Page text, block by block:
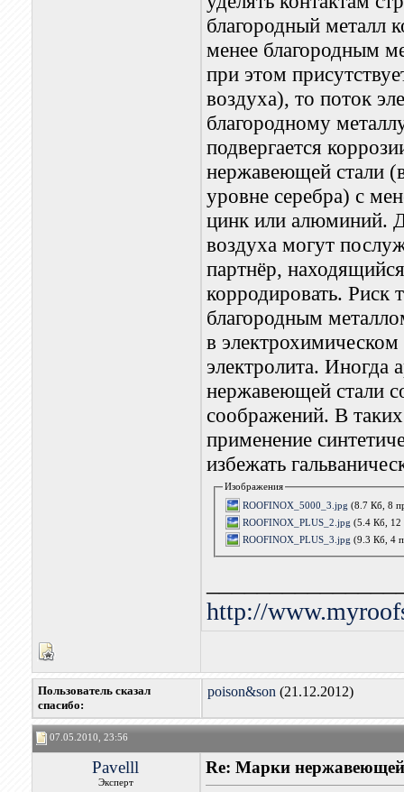
благородный металл
менее благородным
при этом
воздуха), то поток
благородному
подвергается
нержавеющей стали
уровне серебра) с
цинк или алюминий.
воздуха могут
партнёр,
корродировать. Риск
благородным
в
электролита. Иногда
нержавеющей стали
соображений. В
применение
избежать
Изображения
ROOFINOX_5000_3.jpg (8.7 Кб, 8
ROOFINOX_PLUS_2.jpg (5.4 Кб, 12
ROOFINOX_PLUS_3.jpg (9.3 Кб, 4
http://
Пользователь сказал
cпасибо:
poison&son (21.12.2012)
07.05.2010, 23:56
Pavelll
Эксперт
Re: Марки нержавеющей